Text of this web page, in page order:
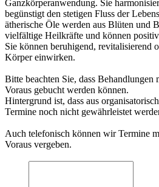
Ganzkörperanwendung. Sie
begünstigt den stetigen Fluss der
ätherische Öle werden aus Blüten und
vielfältige Heilkräfte und können
Sie können beruhigend, revitalisierend
Körper einwirken.
Bitte beachten Sie, dass Behandlungen
Voraus gebucht werden können.
Hintergrund ist, dass aus
Termine noch nicht gewährleistet
Auch telefonisch können wir Termine
Voraus vergeben.